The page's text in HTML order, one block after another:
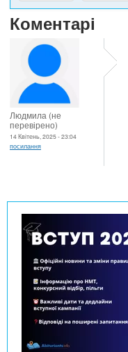
Коментарі
Людмила (не
перевірено)
14 Квітень, 2025 - 23:04
посилання